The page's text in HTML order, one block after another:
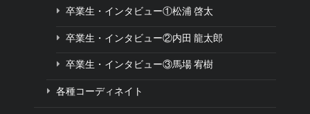
卒業生・インタビュー①松浦 啓太
卒業生・インタビュー②内田 龍太郎
卒業生・インタビュー③馬場 宥樹
各種コーディネイト